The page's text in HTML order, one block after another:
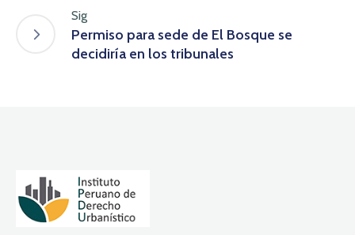
Sig
Permiso para sede de El Bosque se
decidiría en los tribunales